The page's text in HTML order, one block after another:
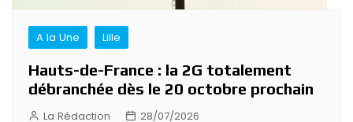
A la Une Lille
Hauts-de-France : la 2G totalement
débranchée dès le 20 octobre prochain
La Rédaction 28/07/2026